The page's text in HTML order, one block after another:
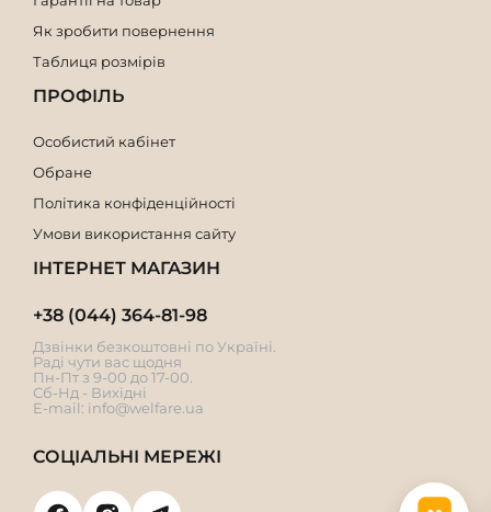
Як зробити повернення
Таблиця розмірів
ПРОФІЛЬ
Особистий кабінет
Обране
Політика конфіденційності
Умови використання сайту
ІНТЕРНЕТ МАГАЗИН
+38 (044) 364-81-98
Дзвінки безкоштовні по Україні.
Раді чути вас щодня
Пн-Пт з 9-00 до 17-00.
Сб-Нд - Вихідні
E-mail: info@welfare.ua
СОЦІАЛЬНІ МЕРЕЖІ